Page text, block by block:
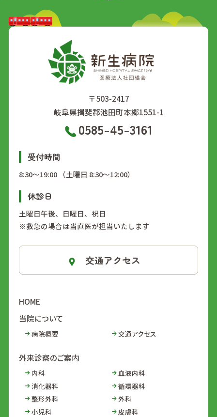
〒503-2417
岐阜県揖斐郡池田町本郷1551-1
0585-45-3161
受付時間
8:30～19:00 （土曜日 8:30～12:00）
休診日
土曜日午後、日曜日、祝日
※救急の場合は当直医が担当いたします
交通アクセス
HOME
当院について
病院概要 交通アクセス
外来診察のご案内
内科
血液内科
消化器科
循環器科
整形外科
外科
小児科
皮膚科